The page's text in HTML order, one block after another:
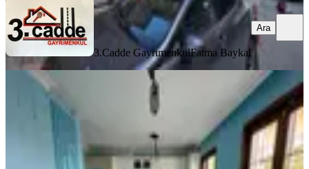
3.Cadde GayrimenkulFatma Baykal
Ara
BALKONLU
Mertcan'dan Çarşı Mah 80m2 Bahçe
Kullanımlı 4+1 Fırsat Kiralık Villa
Kartal, Yakacık Çarşı Mahallesi
4+1·220 m²·04.08.2026